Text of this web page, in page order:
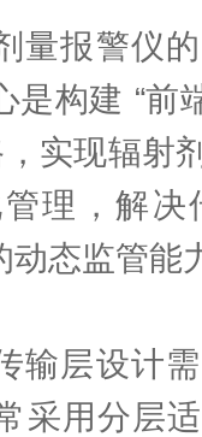
报警仪的
是构建 “前
实现辐射
理，解
动态监管能
层设计需
采用分层